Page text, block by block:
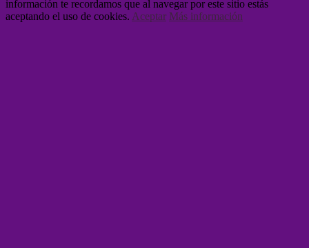
información te recordamos que al navegar por este sitio estás
aceptando el uso de cookies. Aceptar Más información